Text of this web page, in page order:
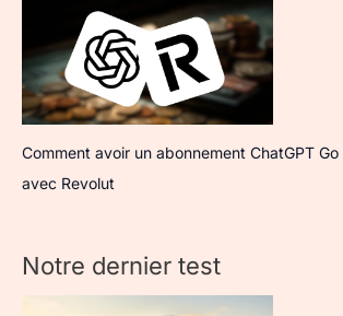
Comment avoir un abonnement ChatGPT
avec Revolut
Notre dernier test